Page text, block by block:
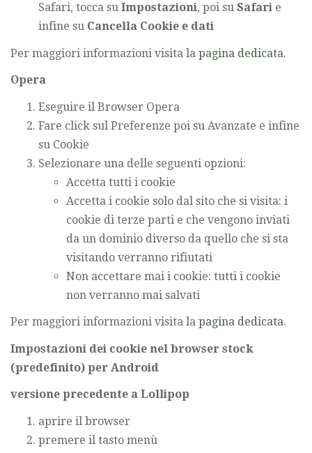
Safari, tocca su Impostazioni, poi su Safari e
infine su Cancella Cookie e dati
Per maggiori informazioni visita la pagina dedicata.
Opera
Eseguire il Browser Opera
Fare click sul Preferenze poi su Avanzate e infine
su Cookie
Selezionare una delle seguenti opzioni:
Accetta tutti i cookie
Accetta i cookie solo dal sito che si visita: i
cookie di terze parti e che vengono inviati
da un dominio diverso da quello che si sta
visitando verranno rifiutati
Non accettare mai i cookie: tutti i cookie
non verranno mai salvati
Per maggiori informazioni visita la pagina dedicata.
Impostazioni dei cookie nel browser stock
(predefinito) per Android
versione precedente a Lollipop
aprire il browser
premere il tasto menù